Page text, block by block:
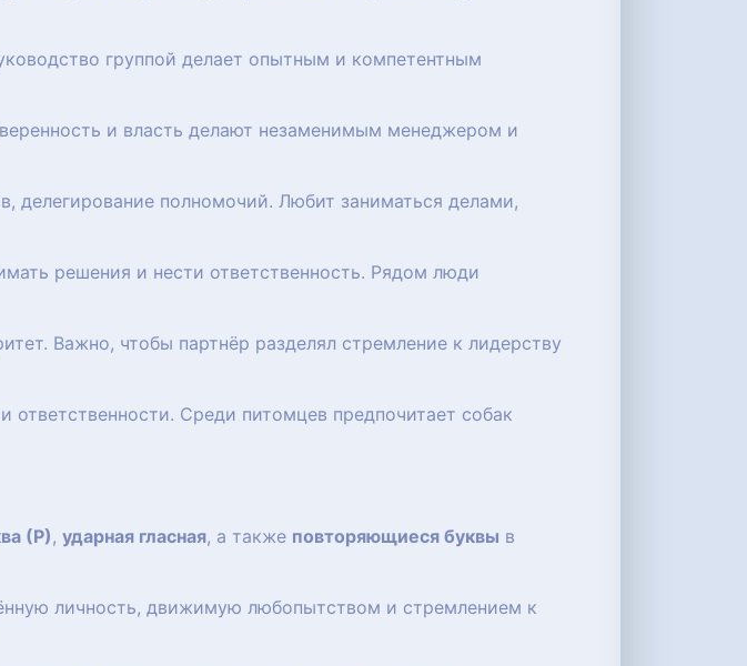
группой делает опытным и компетентным
и власть делают незаменимым менеджером и
делегирование полномочий. Любит заниматься делами,
решения и нести ответственность. Рядом люди
Важно, чтобы партнёр разделял стремление к лидерству
ответственности. Среди питомцев предпочитает собак
(Р), ударная гласная, а также повторяющиеся буквы в
личность, движимую любопытством и стремлением к